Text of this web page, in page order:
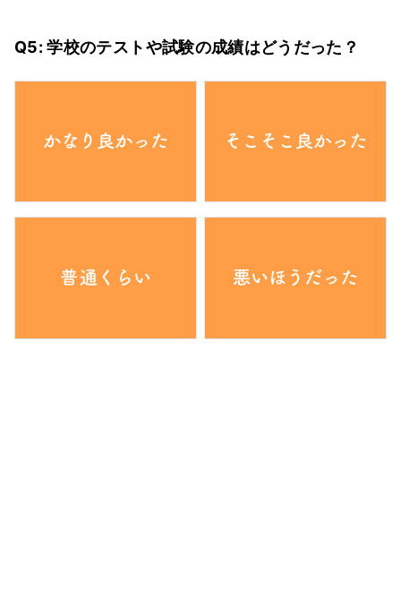
Q5: 学校のテストや試験の成績はどうだった？